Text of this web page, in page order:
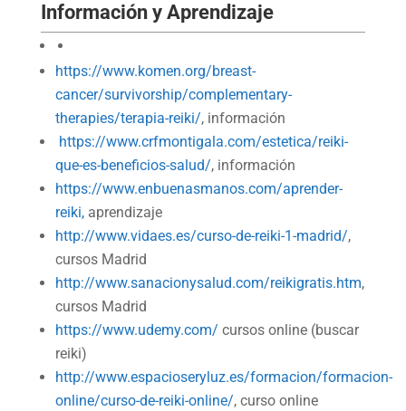
Información y Aprendizaje
https://www.komen.org/breast-
cancer/survivorship/complementary-
therapies/terapia-reiki/, información
https://www.crfmontigala.com/estetica/reiki-
que-es-beneficios-salud/, información
https://www.enbuenasmanos.com/aprender-
reiki,aprendizaje
http://www.vidaes.es/curso-de-reiki-1-madrid/,
cursos Madrid
http://www.sanacionysalud.com/reikigratis.htm,
cursos Madrid
https://www.udemy.com/ cursos online (buscar
reiki)
http://www.espacioseryluz.es/formacion/formacion-
online/curso-de-reiki-online/, curso online